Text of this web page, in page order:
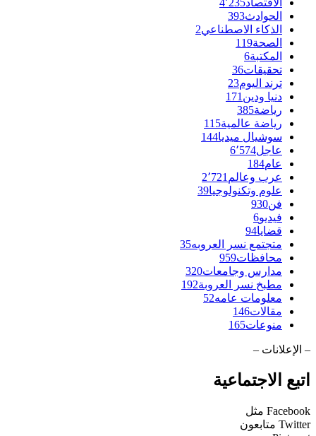
الحوادث393
الذكاء الاصطناعي2
الصحة119
المكتبة6
تحقيقات36
ترند اليوم23
دنيا ودين 171
رياضة385
رياضة عالمية115
سوشيال ميديا144
عاجل6٬574
عام184
عرب وعالم 2٬721
علوم وتكنولوجيا39
فن930
فيديو6
قضايا94
متجتمع نسر العروبه35
محافظات959
مدارس وجامعات320
مطبخ نسر العروبة192
معلومات عامه52
مقالات146
منوعات165
– الإعلانات –
اتبع الاجتماعية
Facebook مثل
Twitter متابعون